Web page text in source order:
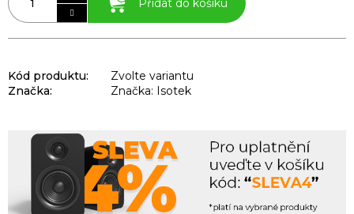
Přidat do košíku
Kód produktu:
Zvolte variantu
Značka:
Značka: Isotek